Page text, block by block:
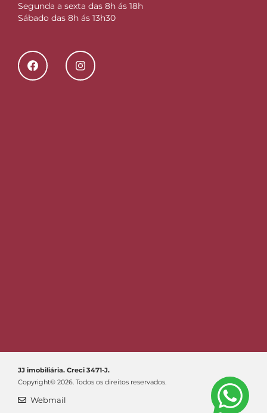
Segunda a sexta das 8h ás 18h
Sábado das 8h ás 13h30
JJ imobiliária. Creci 3471-J.
Copyright© 2026. Todos os direitos reservados.
Webmail